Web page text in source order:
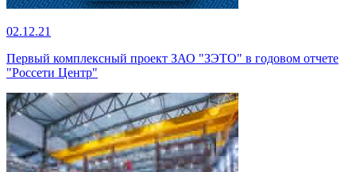
02.12.21
Первый комплексный проект ЗАО "ЗЭТО" в годовом отчете
"Россети Центр"